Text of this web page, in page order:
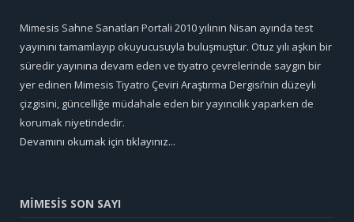
Mimesis Sahne Sanatları Portali 2010 yılının Nisan ayında test
yayınını tamamlayıp okuyucusuyla buluşmuştur. Otuz yılı aşkın bir
süredir yayınına devam eden ve tiyatro çevrelerinde saygın bir
yer edinen Mimesis Tiyatro Çeviri Araştırma Dergisi’nin düzeyli
çizgisini, güncelliğe müdahale eden bir yayıncılık yaparken de
korumak niyetindedir.
Devamını okumak için tıklayınız...
MİMESİS SON SAYI